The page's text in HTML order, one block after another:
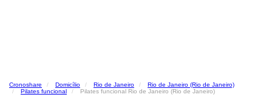
Cronoshare Domicílio Rio de Janeiro
Rio de Janeiro (Rio de Janeiro)
Pilates funcional
Pilates funcional Rio de Janeiro (Rio de Janeiro)